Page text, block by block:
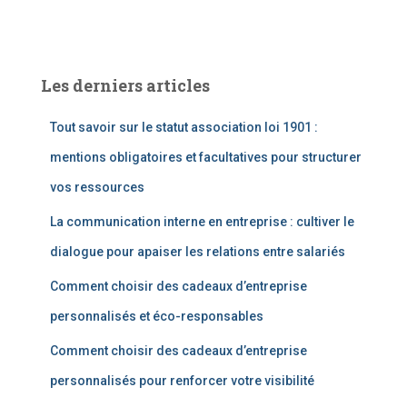
Les derniers articles
Tout savoir sur le statut association loi 1901 :
mentions obligatoires et facultatives pour structurer
vos ressources
La communication interne en entreprise : cultiver le
dialogue pour apaiser les relations entre salariés
Comment choisir des cadeaux d’entreprise
personnalisés et éco-responsables
Comment choisir des cadeaux d’entreprise
personnalisés pour renforcer votre visibilité